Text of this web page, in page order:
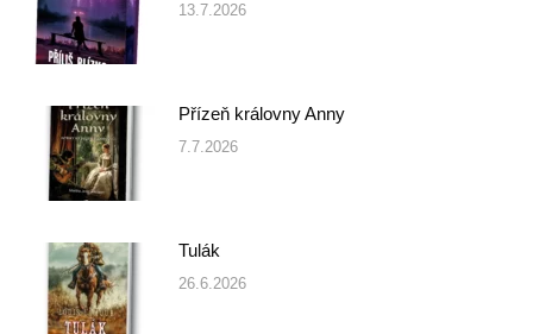
13.7.2026
Přízeň královny Anny
7.7.2026
Tulák
26.6.2026